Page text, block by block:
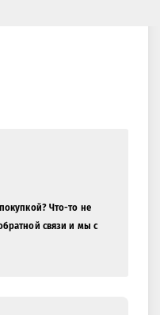
Что-то не
связи и мы с